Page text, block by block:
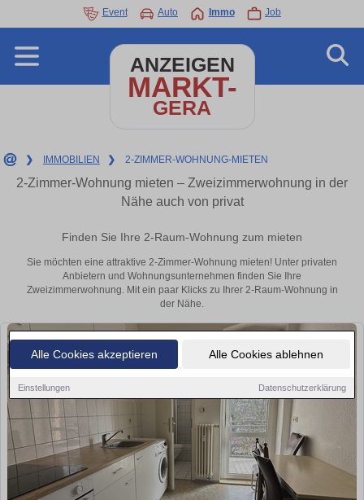
Alle Cookies akzeptieren Alle Cookies ablehnen
Einstellungen Datenschutzerklärung
Event Auto Immo Job
ANZEIGEN
MARKT-
GERA
❯ IMMOBILIEN ❯ 2-ZIMMER-WOHNUNG-MIETEN
2-Zimmer-Wohnung mieten – Zweizimmerwohnung in der
Nähe auch von privat
Finden Sie Ihre 2-Raum-Wohnung zum mieten
Sie möchten eine attraktive 2-Zimmer-Wohnung mieten! Unter privaten
Anbietern und Wohnungsunternehmen finden Sie Ihre
Zweizimmerwohnung. Mit ein paar Klicks zu Ihrer 2-Raum-Wohnung in
der Nähe.